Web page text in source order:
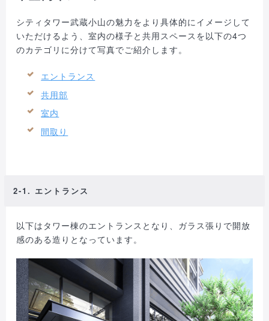
シティタワー武蔵小山の魅力をより具体的にイメージして
いただけるよう、室内の様子と共用スペースを以下の4つ
のカテゴリに分けて写真でご紹介します。
エントランス
共用部
室内
間取り
2-1. エントランス
以下はタワー棟のエントランスとなり、ガラス張りで開放
感のある造りとなっています。